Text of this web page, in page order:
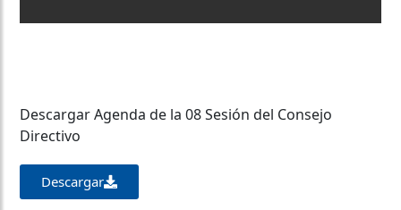
Descargar Agenda de la 08 Sesión del Consejo
Directivo
Descargar